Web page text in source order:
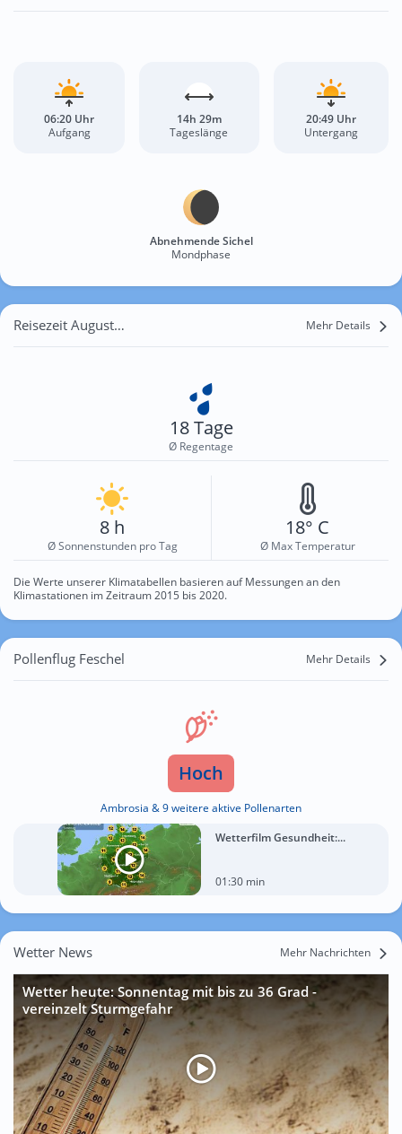
06:20 Uhr
Aufgang
14h 29m
Tageslänge
20:49 Uhr
Untergang
Abnehmende Sichel
Mondphase
Reisezeit August für Feschel Mehr Details
18 Tage
Ø Regentage
8 h
Ø Sonnenstunden pro Tag
18° C
Ø Max Temperatur
Die Werte unserer Klimatabellen basieren auf Messungen an den
Klimastationen im Zeitraum 2015 bis 2020.
Pollenflug Feschel Mehr Details
Hoch
Ambrosia & 9 weitere aktive Pollenarten
Wetterfilm Gesundheit:...
01:30 min
Wetter News Mehr Nachrichten
Wetter heute: Sonnentag mit bis zu 36 Grad -
vereinzelt Sturmgefahr